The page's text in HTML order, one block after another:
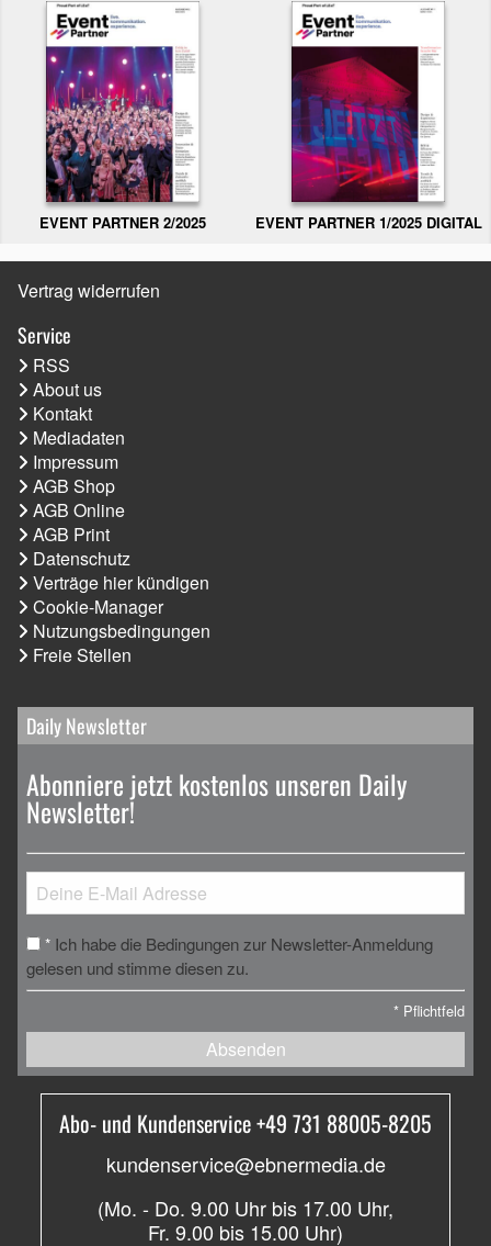
EVENT PARTNER 2/2025 EVENT PARTNER 1/2025 DIGITAL
Vertrag widerrufen
Service
RSS
About us
Kontakt
Mediadaten
Impressum
AGB Shop
AGB Online
AGB Print
Datenschutz
Verträge hier kündigen
Cookie-Manager
Nutzungsbedingungen
Freie Stellen
Daily Newsletter
Abonniere jetzt kostenlos unseren Daily
Newsletter!
* Ich habe die Bedingungen zur Newsletter-Anmeldung
gelesen und stimme diesen zu.
* Pflichtfeld
Absenden
Abo- und Kundenservice +49 731 88005-8205
kundenservice@ebnermedia.de
(Mo. - Do. 9.00 Uhr bis 17.00 Uhr,
Fr. 9.00 bis 15.00 Uhr)